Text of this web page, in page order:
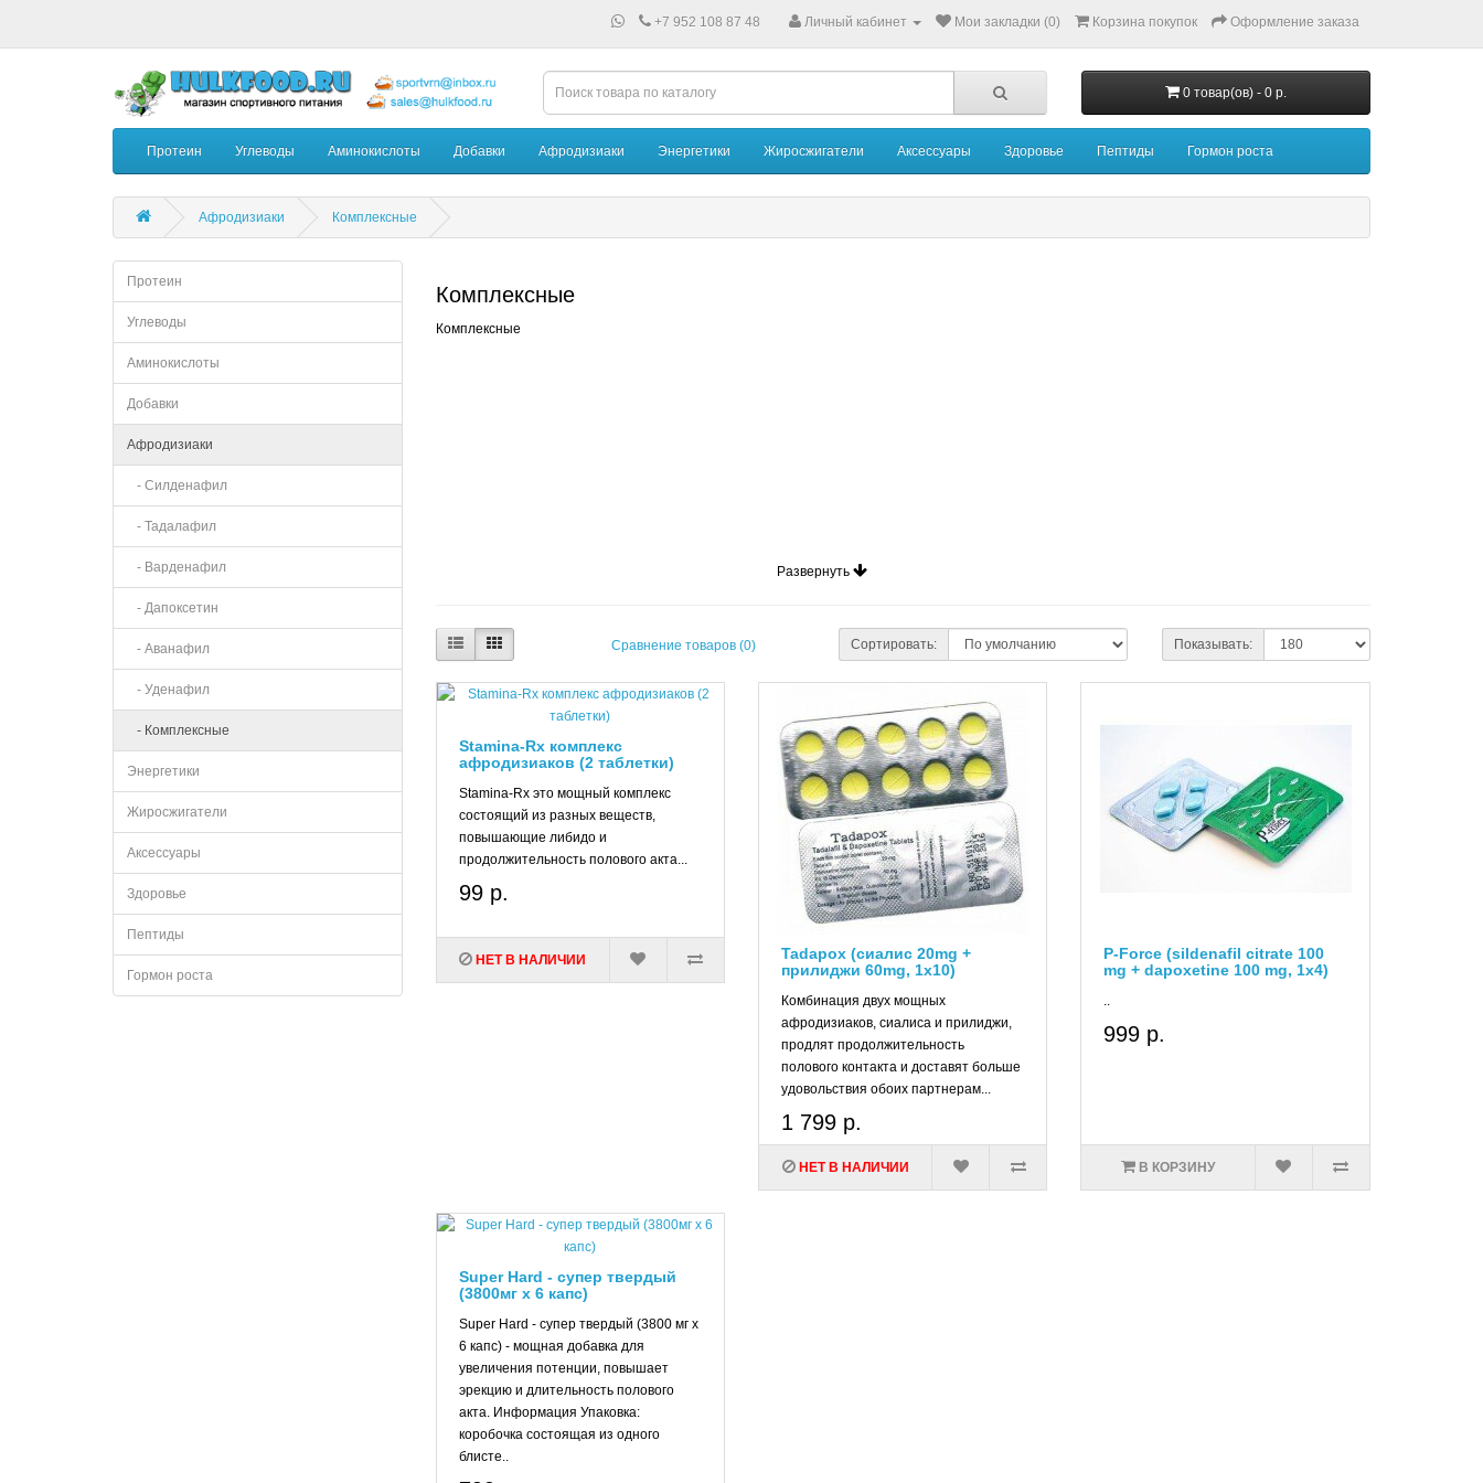
+7 952 108 87 48 Личный кабинет Мои закладки (0) Корзина покупок Оформление заказа
0 товар(ов) - 0 р.
Протеин Углеводы Аминокислоты Добавки Афродизиаки Энергетики Жиросжигатели Аксессуары Здоровье Пептиды Гормон роста
Афродизиаки Комплексные
Протеин
Углеводы
Аминокислоты
Добавки
Афродизиаки
- Силденафил
- Тадалафил
- Варденафил
- Дапоксетин
- Аванафил
- Уденафил
- Комплексные
Энергетики
Жиросжигатели
Аксессуары
Здоровье
Пептиды
Гормон роста
Комплексные
Комплексные
Развернуть
Сравнение товаров (0) Сортировать: Показывать:
Stamina-Rx комплекс
афродизиаков (2 таблетки)
Stamina-Rx это мощный комплекс
состоящий из разных веществ,
повышающие либидо и
продолжительность полового акта...
99 р.
НЕТ В НАЛИЧИИ
Tadapox (сиалис 20mg +
прилиджи 60mg, 1x10)
Комбинация двух мощных
афродизиаков, сиалиса и прилиджи,
продлят продолжительность
полового контакта и доставят больше
удовольствия обоих партнерам...
1 799 р.
НЕТ В НАЛИЧИИ
P-Force (sildenafil citrate 100
mg + dapoxetine 100 mg, 1x4)
999 р.
В КОРЗИНУ
Super Hard - супер твердый
(3800мг х 6 капс)
Super Hard - супер твердый (3800 мг х
6 капс) - мощная добавка для
увеличения потенции, повышает
эрекцию и длительность полового
акта. Информация Упаковка:
коробочка состоящая из одного
блисте..